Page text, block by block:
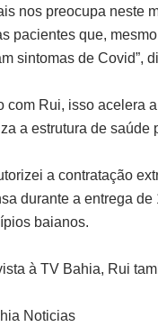
nos preocupa neste
pacientes que,
sintomas de Covid”,
com Rui, isso acelera
a estrutura de
a contratação
durante a entrega
baianos.
à TV Bahia, Rui
Noticias